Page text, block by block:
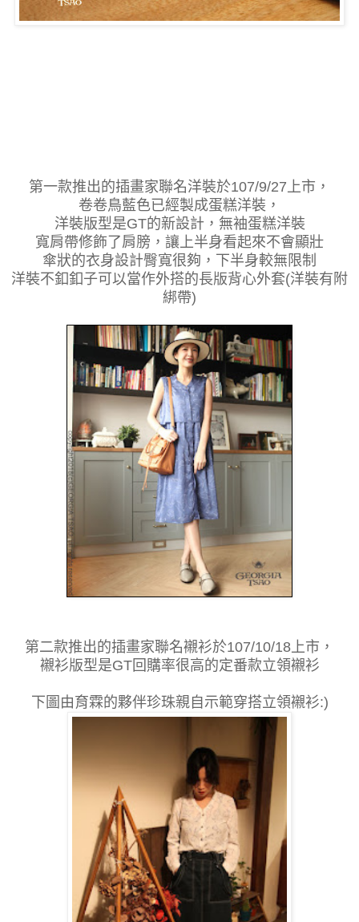
第一款推出的插畫家聯名洋裝於107/9/27上市，
卷卷鳥藍色已經製成蛋糕洋裝，
洋裝版型是GT的新設計，無袖蛋糕洋裝
寬肩帶修飾了肩膀，讓上半身看起來不會顯壯
傘狀的衣身設計臀寬很夠，下半身較無限制
洋裝不釦釦子可以當作外搭的長版背心外套(洋裝有附
綁帶)
第二款推出的插畫家聯名襯衫於107/10/18上市，
襯衫版型是GT回購率很高的定番款立領襯衫
下圖由育霖的夥伴珍珠親自示範穿搭立領襯衫:)